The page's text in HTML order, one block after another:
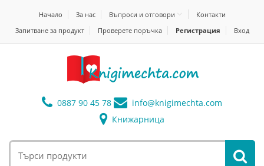
Начало За нас Въпроси и отговори
Контакти
Запитване за продукт
Проверете поръчка Регистрация Вход
0887 90 45 78 info@knigimechta.com
Книжарница